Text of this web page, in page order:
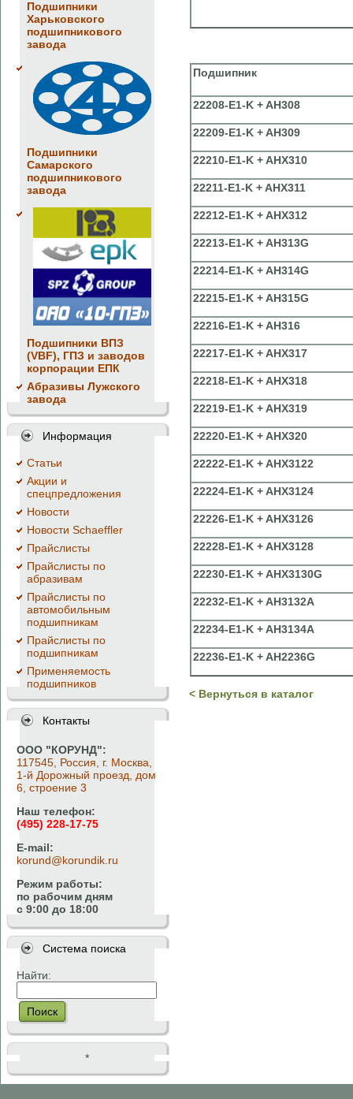
Подшипники
Харьковского
подшипникового
завода
Подшипники
Самарского
подшипникового
завода
Подшипники ВПЗ
(VBF), ГПЗ и заводов
корпорации ЕПК
Абразивы Лужского
завода
Информация
Cтатьи
Акции и
спецпредложения
Новости
Новости Schaeffler
Прайслисты
Прайслисты по
абразивам
Прайслисты по
автомобильным
подшипникам
Прайслисты по
подшипникам
Применяемость
подшипников
Контакты
ООО "КОРУНД":
117545, Россия, г. Москва,
1-й Дорожный проезд, дом
6, строение 3
Наш телефон:
(495) 228-17-75
E-mail:
korund@korundik.ru
Режим работы:
по рабочим дням
с 9:00 до 18:00
Система поиска
Найти:
Поиск
*
Подшипник
22208-E1-K + AH308
22209-E1-K + AH309
22210-E1-K + AHX310
22211-E1-K + AHX311
22212-E1-K + AHX312
22213-E1-K + AH313G
22214-E1-K + AH314G
22215-E1-K + AH315G
22216-E1-K + AH316
22217-E1-K + AHX317
22218-E1-K + AHX318
22219-E1-K + AHX319
22220-E1-K + AHX320
22222-E1-K + AHX3122
22224-E1-K + AHX3124
22226-E1-K + AHX3126
22228-E1-K + AHX3128
22230-E1-K + AHX3130G
22232-E1-K + AH3132A
22234-E1-K + AH3134A
22236-E1-K + AH2236G
< Вернуться в каталог